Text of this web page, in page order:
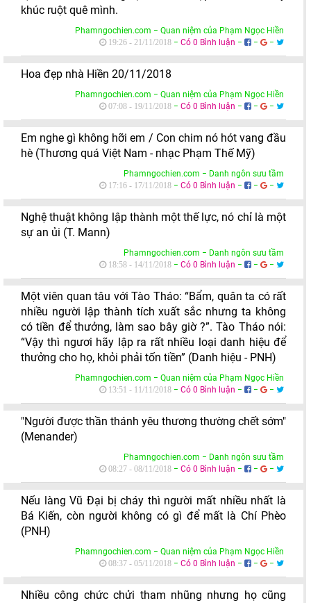
khúc ruột quê mình.
Phamngochien.com − Quan niệm của Phạm Ngọc Hiền
19:26 - 21/11/2018 − Có 0 Bình luận − − −
Hoa đẹp nhà Hiền 20/11/2018
Phamngochien.com − Quan niệm của Phạm Ngọc Hiền
07:08 - 19/11/2018 − Có 0 Bình luận − − −
Em nghe gì không hỡi em / Con chim nó hót vang đầu
hè (Thương quá Việt Nam - nhạc Phạm Thế Mỹ)
Phamngochien.com − Danh ngôn sưu tầm
17:16 - 17/11/2018 − Có 0 Bình luận − − −
Nghệ thuật không lập thành một thế lực, nó chỉ là một
sự an ủi (T. Mann)
Phamngochien.com − Danh ngôn sưu tầm
18:58 - 14/11/2018 − Có 0 Bình luận − − −
Một viên quan tâu với Tào Tháo: “Bẩm, quân ta có rất
nhiều người lập thành tích xuất sắc nhưng ta không
có tiền để thưởng, làm sao bây giờ ?”. Tào Tháo nói:
“Vậy thì ngươi hãy lập ra rất nhiều loại danh hiệu để
thưởng cho họ, khỏi phải tốn tiền” (Danh hiệu - PNH)
Phamngochien.com − Quan niệm của Phạm Ngọc Hiền
13:51 - 11/11/2018 − Có 0 Bình luận − − −
"Người được thần thánh yêu thương thường chết sớm"
(Menander)
Phamngochien.com − Danh ngôn sưu tầm
08:27 - 08/11/2018 − Có 0 Bình luận − − −
Nếu làng Vũ Đại bị cháy thì người mất nhiều nhất là
Bá Kiến, còn người không có gì để mất là Chí Phèo
(PNH)
Phamngochien.com − Quan niệm của Phạm Ngọc Hiền
08:37 - 05/11/2018 − Có 0 Bình luận − − −
Nhiều công chức chửi tham nhũng nhưng họ cũng